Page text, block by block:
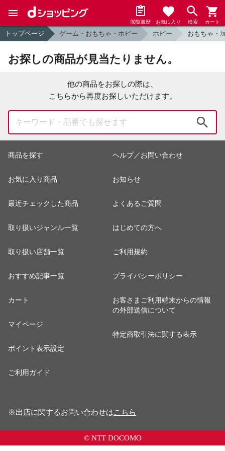
閲覧履歴 お気に入り 検索 カート
トップページ ゲーム・おもちゃ・ホビー ホビー おもちゃ・
お探しの商品が見当たりません。
他の商品をお探しの際は、
こちらから再度お探しいただけます。
商品を探す
お気に入り商品
最近チェックした商品
取り扱いジャンル一覧
取り扱い店舗一覧
おすすめ記事一覧
カート
マイページ
ポイント表示設定
ご利用ガイド
ヘルプ／お問い合わせ
お知らせ
よくあるご質問
はじめての方へ
ご利用規約
プライバシーポリシー
お客さまご利用端末からの情報
の外部送信について
特定商取引法に関する表示
※出店に関するお問い合わせはこちら
© NTT DOCOMO